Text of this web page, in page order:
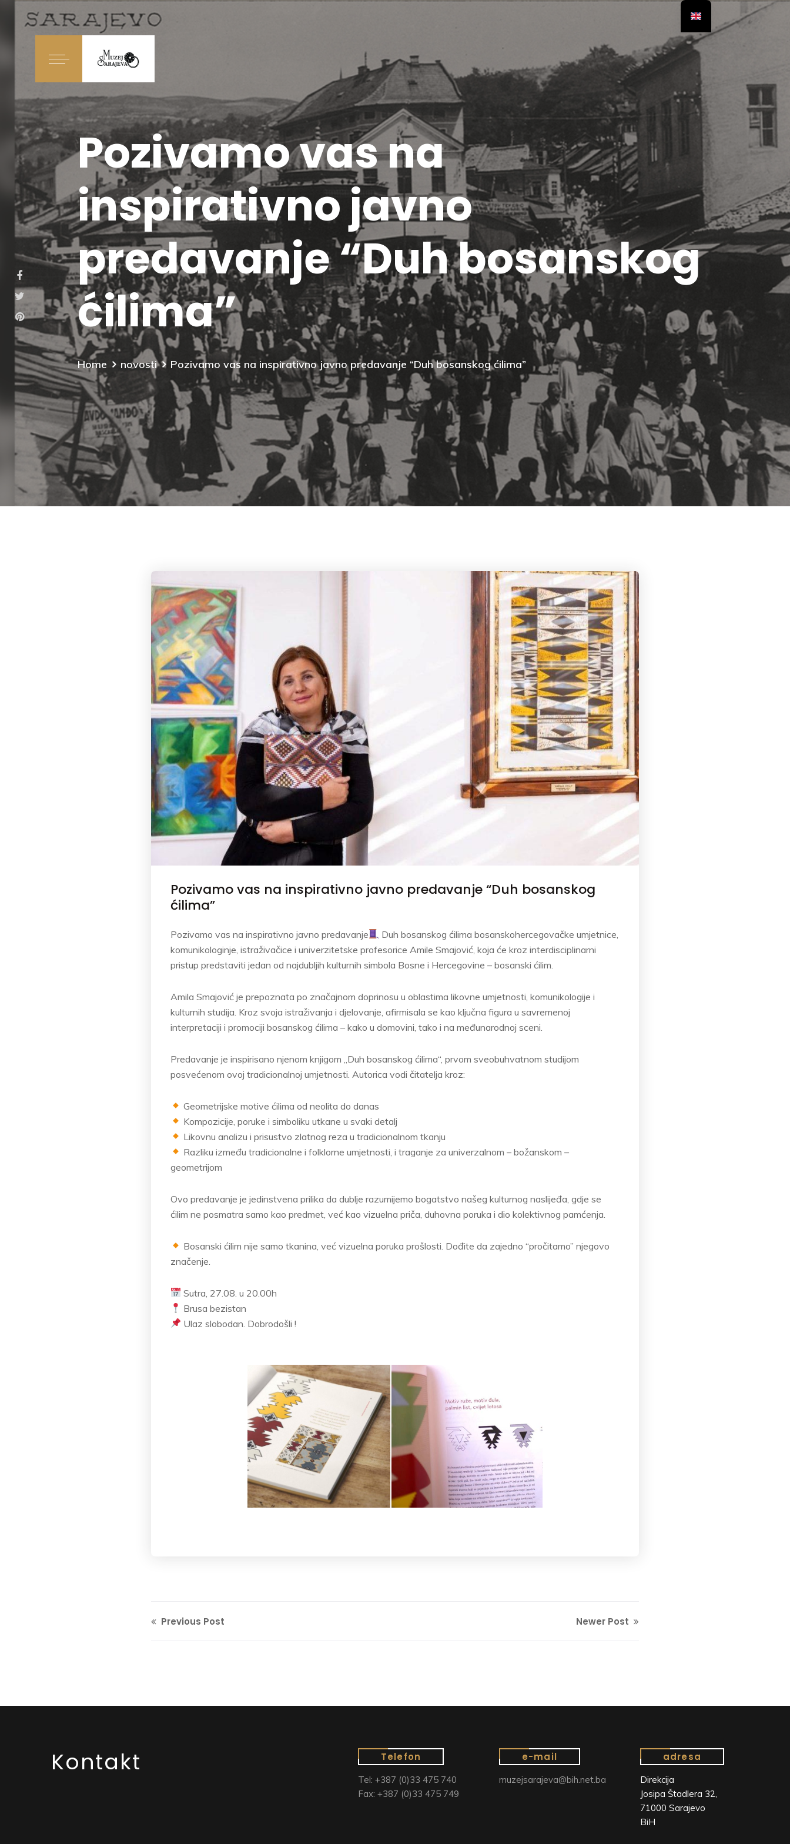
Pozivamo vas na
inspirativno javno
predavanje “Duh bosanskog
ćilima”
Home novosti Pozivamo vas na inspirativno javno predavanje “Duh bosanskog ćilima”
Pozivamo vas na inspirativno javno predavanje “Duh bosanskog
ćilima”
Pozivamo vas na inspirativno javno predavanje
Duh bosanskog ćilima bosanskohercegovačke umjetnice,
komunikologinje, istraživačice i univerzitetske profesorice Amile Smajović, koja će kroz interdisciplinarni
pristup predstaviti jedan od najdubljih kulturnih simbola Bosne i Hercegovine – bosanski ćilim.
Amila Smajović je prepoznata po značajnom doprinosu u oblastima likovne umjetnosti, komunikologije i
kulturnih studija. Kroz svoja istraživanja i djelovanje, afirmisala se kao ključna figura u savremenoj
interpretaciji i promociji bosanskog ćilima – kako u domovini, tako i na međunarodnoj sceni.
Predavanje je inspirisano njenom knjigom „Duh bosanskog ćilima“, prvom sveobuhvatnom studijom
posvećenom ovoj tradicionalnoj umjetnosti. Autorica vodi čitatelja kroz:
Geometrijske motive ćilima od neolita do danas
Kompozicije, poruke i simboliku utkane u svaki detalj
Likovnu analizu i prisustvo zlatnog reza u tradicionalnom tkanju
Razliku između tradicionalne i folklorne umjetnosti, i traganje za univerzalnom – božanskom –
geometrijom
Ovo predavanje je jedinstvena prilika da dublje razumijemo bogatstvo našeg kulturnog naslijeđa, gdje se
ćilim ne posmatra samo kao predmet, već kao vizuelna priča, duhovna poruka i dio kolektivnog pamćenja.
Bosanski ćilim nije samo tkanina, već vizuelna poruka prošlosti. Dođite da zajedno “pročitamo” njegovo
značenje.
Sutra, 27.08. u 20.00h
Brusa bezistan
Ulaz slobodan. Dobrodošli !
Previous Post Newer Post
Kontakt Telefon
Tel: +387 (0)33 475 740
Fax: +387 (0)33 475 749
e-mail
muzejsarajeva@bih.net.ba
adresa
Direkcija
Josipa Štadlera 32,
71000 Sarajevo
BiH